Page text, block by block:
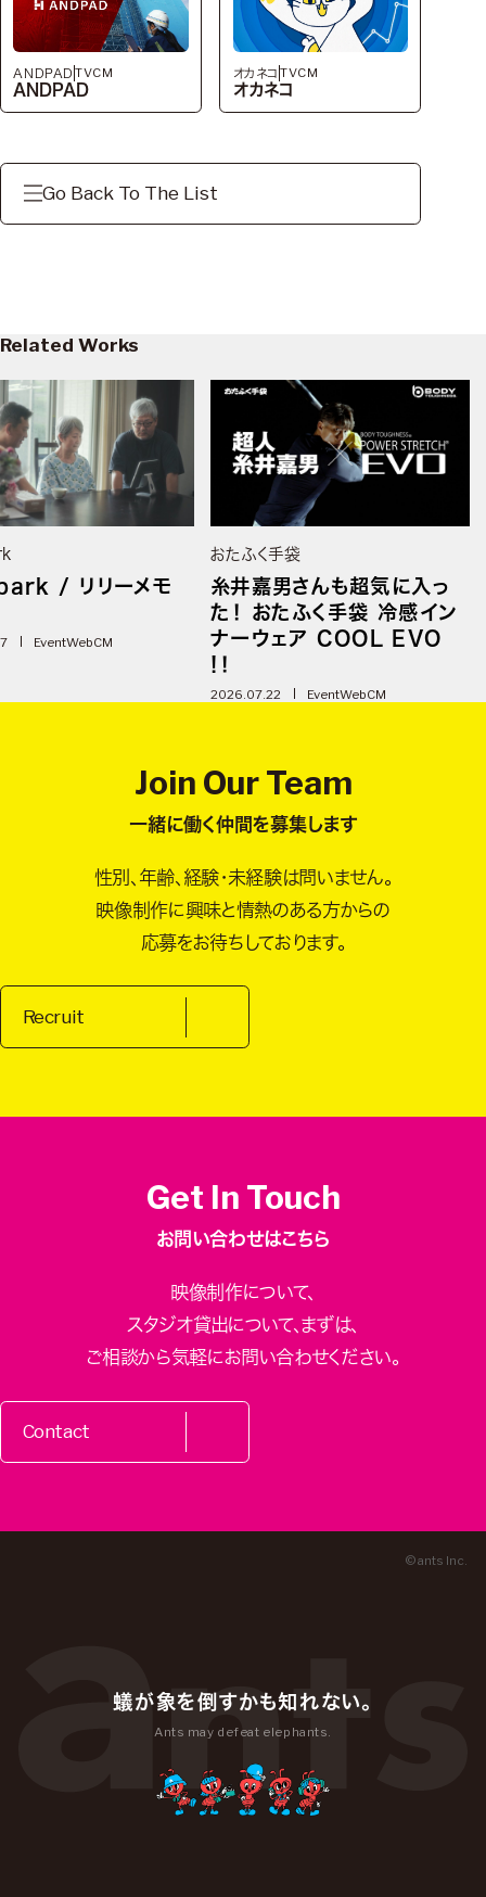
ANDPAD TVCM
ANDPAD
オカネコ TVCM
オカネコ
Go Back To The List
Related Works
/ リリーメモ
EventWebCM
おたふく手袋
糸井嘉男さんも超気に入っ
た！ おたふく手袋 冷感イン
ナーウェア COOL EVO
!！
2026.07.22 EventWebCM
Join Our Team
一緒に働く仲間を募集します
性別、年齢、経験・未経験は問いません。
映像制作に興味と情熱のある方からの
応募をお待ちしております。
Recruit
Get In Touch
お問い合わせはこちら
映像制作について、
スタジオ貸出について、 まずは、
ご相談から気軽にお問い合わせください。
Contact
蟻が象を倒すかも知れない。
Ants may defeat elephants.
© ants Inc.